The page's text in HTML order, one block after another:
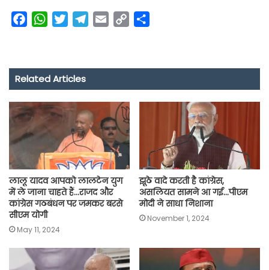
e
b
o
k
W
t
s
p
p
t
t
r
e
a
m
i
y
n
k
r
Related Articles
लालू यादव आपको लालटेन युग
में ले जाना चाहते हैं…राजद और
कांग्रेस गठबंधन पर जमकर बरसे
सीएम योगी
May 11, 2024
झूठे वादे करती है कांग्रेस,
असलियत सामने आ गई…पीएम
मोदी ने साधा निशाना
November 1, 2024